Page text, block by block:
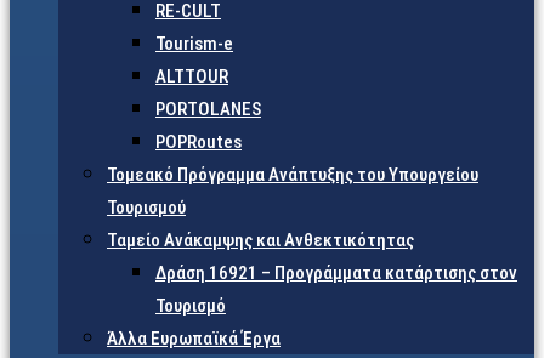
RE-CULT
Tourism-e
ALTTOUR
PORTOLANES
POPRoutes
Τομεακό Πρόγραμμα Ανάπτυξης του Υπουργείου
Τουρισμού
Ταμείο Ανάκαμψης και Ανθεκτικότητας
Δράση 16921 – Προγράμματα κατάρτισης στον
Τουρισμό
Άλλα Ευρωπαϊκά Έργα